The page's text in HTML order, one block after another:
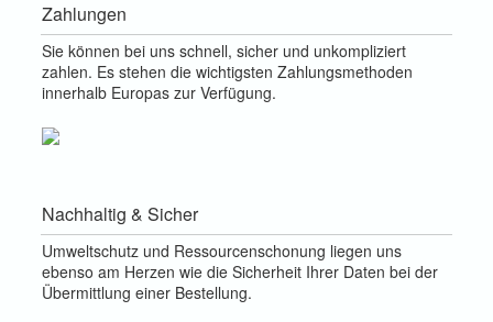
Zahlungen
Sie können bei uns schnell, sicher und unkompliziert
zahlen. Es stehen die wichtigsten Zahlungsmethoden
innerhalb Europas zur Verfügung.
Nachhaltig & Sicher
Umweltschutz und Ressourcenschonung liegen uns
ebenso am Herzen wie die Sicherheit Ihrer Daten bei der
Übermittlung einer Bestellung.